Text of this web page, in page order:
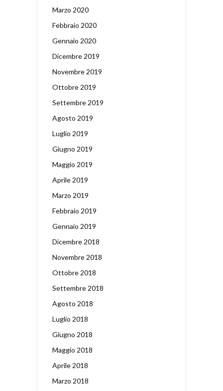
Marzo 2020
Febbraio 2020
Gennaio 2020
Dicembre 2019
Novembre 2019
Ottobre 2019
Settembre 2019
Agosto 2019
Luglio 2019
Giugno 2019
Maggio 2019
Aprile 2019
Marzo 2019
Febbraio 2019
Gennaio 2019
Dicembre 2018
Novembre 2018
Ottobre 2018
Settembre 2018
Agosto 2018
Luglio 2018
Giugno 2018
Maggio 2018
Aprile 2018
Marzo 2018